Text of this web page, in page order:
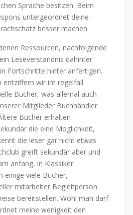
Sprache besitzen. Beim
untergeordnet deine
besser machen.
Ressourcen, nachfolgende
Leseverständnis dahinter
Fortschritte hinter anfertigen.
entziffern wir im regelfall
Bücher, was allemal auch
Mitglieder Buchhändler
Bücher erhalten
die eine Möglichkeit,
die leser gar nicht etwas
greift sekundär aber und
anfang, in Klassiker
einige viele Bücher,
mitarbeiter Begleitperson
bereitstellen. Wohl man darf
meine wenigkeit den